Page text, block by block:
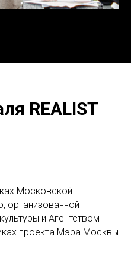
REALIST
Московской
организованной
и Агентством
проекта Мэра Москвы